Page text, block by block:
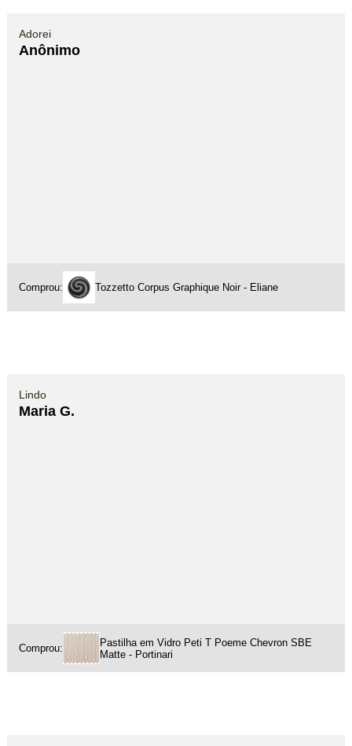
Adorei
Anônimo
Comprou: Tozzetto Corpus Graphique Noir - Eliane
Lindo
Maria G.
Comprou:
Pastilha em Vidro Peti T Poeme Chevron SBE
Matte - Portinari